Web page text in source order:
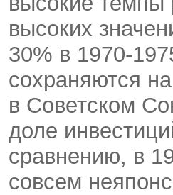
высоких
30% в 1970-
сохраняются
в Советском
доле
сравнению, в
совсем